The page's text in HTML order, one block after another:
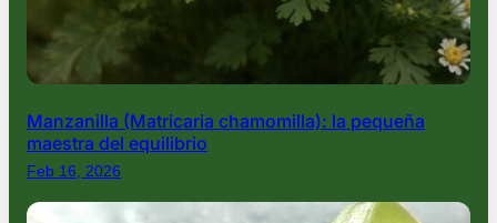
Manzanilla (Matricaria chamomilla): la pequeña
maestra del equilibrio
Feb 16, 2026